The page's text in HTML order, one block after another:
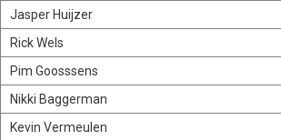
Jasper Huijzer
Rick Wels
Pim Goosssens
Nikki Baggerman
Kevin Vermeulen